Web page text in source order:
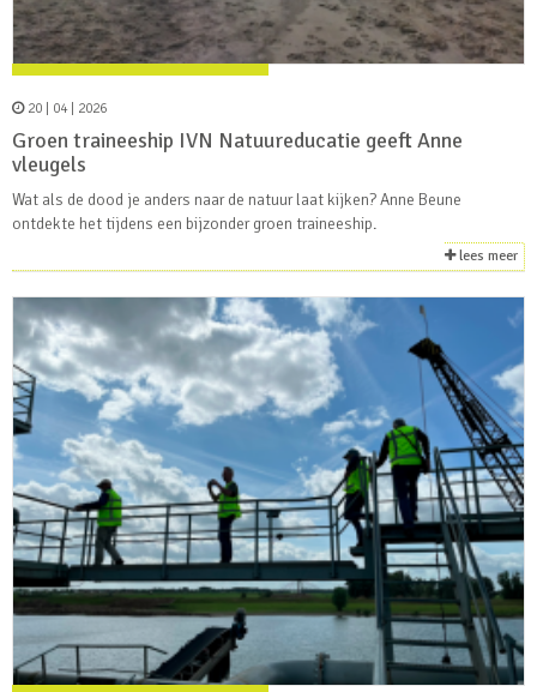
20 | 04 | 2026
Groen traineeship IVN Natuureducatie geeft Anne
vleugels
Wat als de dood je anders naar de natuur laat kijken? Anne Beune
ontdekte het tijdens een bijzonder groen traineeship.
lees meer